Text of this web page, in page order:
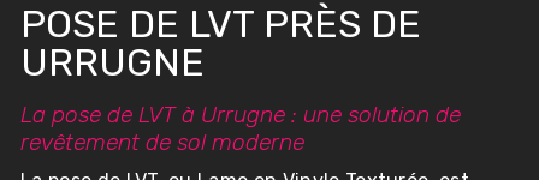
POSE DE LVT PRÈS DE
URRUGNE
La pose de LVT à Urrugne : une solution de
revêtement de sol moderne